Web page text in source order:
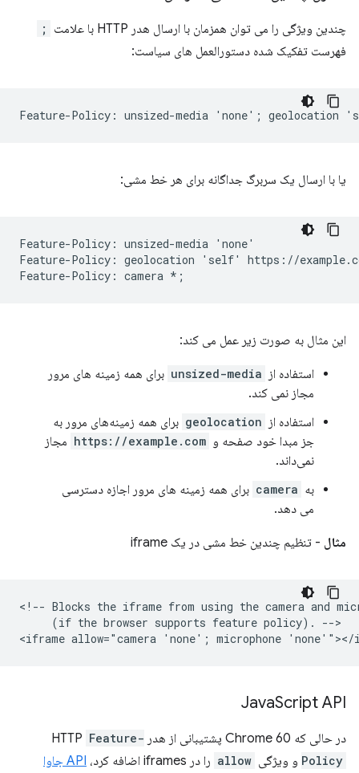
چندین ویژگی را می توان همزمان با ارسال هدر HTTP با علامت ;
فهرست تفکیک شده دستورالعمل های سیاست:
یا با ارسال یک سربرگ جداگانه برای هر خط مشی:
Feature-Policy: unsized-media 'none'
Feature-Policy: geolocation 'self' https://
این مثال به صورت زیر عمل می کند:
استفاده از unsized-media برای همه زمینه های مرور
مجاز نمی کند.
استفاده از geolocation برای همه زمینه‌های مرور به
جز مبدا خود صفحه و https://example.com مجاز
نمی‌داند.
به camera برای همه زمینه های مرور اجازه دسترسی
می دهد.
مثال - تنظیم چندین خط مشی در یک iframe
<!-- Blocks the iframe from using the camera and
     (if the browser supports feature policy). -->
JavaScript API
در حالی که Chrome 60 پشتیبانی از هدر HTTP
Feature-
Policy و ویژگی allow را در iframes اضافه کرد،
API جاوا